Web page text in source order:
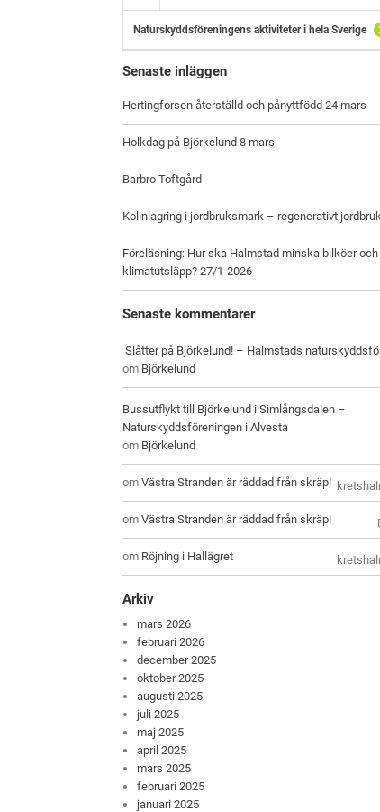
Naturskyddsföreningens aktiviteter i hela Sverige
Senaste inläggen
Hertingforsen återställd och pånyttfödd 24 mars
Holkdag på Björkelund 8 mars
Barbro Toftgård
Kolinlagring i jordbruksmark – regenerativt
Föreläsning: Hur ska Halmstad minska bilköer och
klimatutsläpp? 27/1-2026
Senaste kommentarer
Slåtter på Björkelund! – Halmstads
om Björkelund
Bussutflykt till Björkelund i Simlångsdalen –
Naturskyddsföreningen i Alvesta
om Björkelund
omVästra Stranden är räddad från skräp!
omVästra Stranden är räddad från skräp!
om Röjning i Hallägret
Arkiv
mars 2026
februari 2026
december 2025
oktober 2025
augusti 2025
juli 2025
maj 2025
april 2025
mars 2025
februari 2025
januari 2025